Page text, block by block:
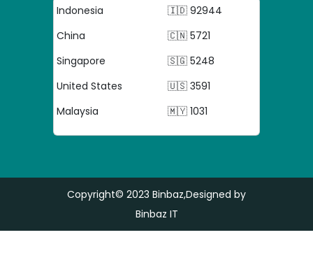
Indonesia
🇮🇩 92944
China
🇨🇳 5721
Singapore
🇸🇬 5248
United States
🇺🇸 3591
Malaysia
🇲🇾 1031
Copyright© 2023 Binbaz,Designed by
Binbaz IT